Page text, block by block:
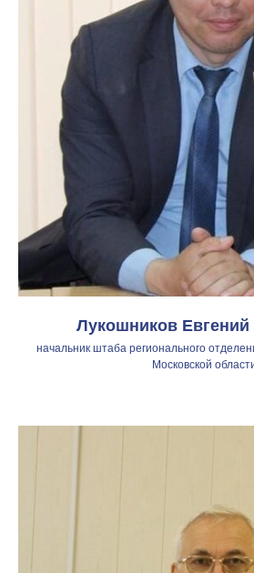
Лукошников Евгений
начальник штаба регионального
Московской